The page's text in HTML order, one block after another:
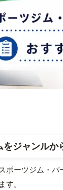
ジャンルか
ポーツジム・
す。